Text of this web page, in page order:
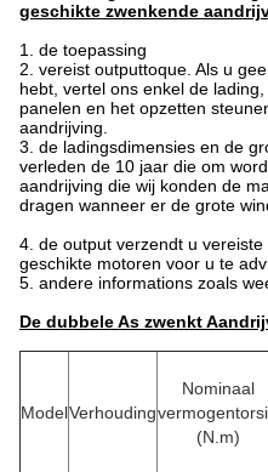
geschikte zwenkende
1. de toepassing
2. vereist outputtoque. Als u
hebt, vertel ons enkel de
panelen en het opzetten
aandrijving.
3. de ladingsdimensies en de
verleden de 10 jaar die om
aandrijving die wij konden de
dragen wanneer er de grote
4. de output verzendt u
geschikte motoren voor u te
5. andere informations zoals
De dubbele As zwenkt
ModelVerhouding
Nominaal
(N.m)